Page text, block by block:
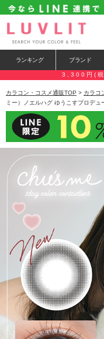
ランキング ブランド
3,300円(税
カラコン・コスメ通販TOP > カラコ
ミー）ノエルハグ ゆうこすプロデュ